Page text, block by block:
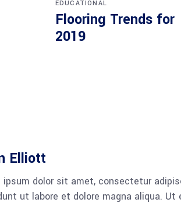
EDUCATIONAL
Flooring Trends for
2019
Elliott
ipsum dolor sit amet, consectetur
ut labore et dolore magna aliqua. Ut